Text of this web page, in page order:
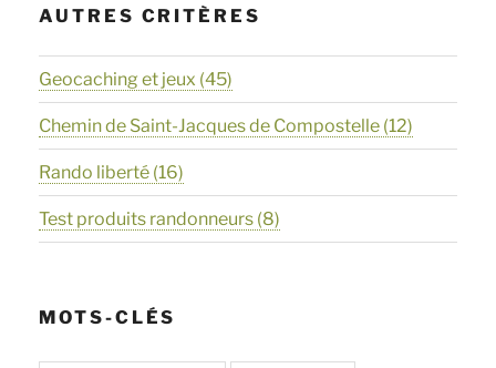
AUTRES CRITÈRES
Geocaching et jeux (45)
Chemin de Saint-Jacques de Compostelle (12)
Rando liberté (16)
Test produits randonneurs (8)
MOTS-CLÉS